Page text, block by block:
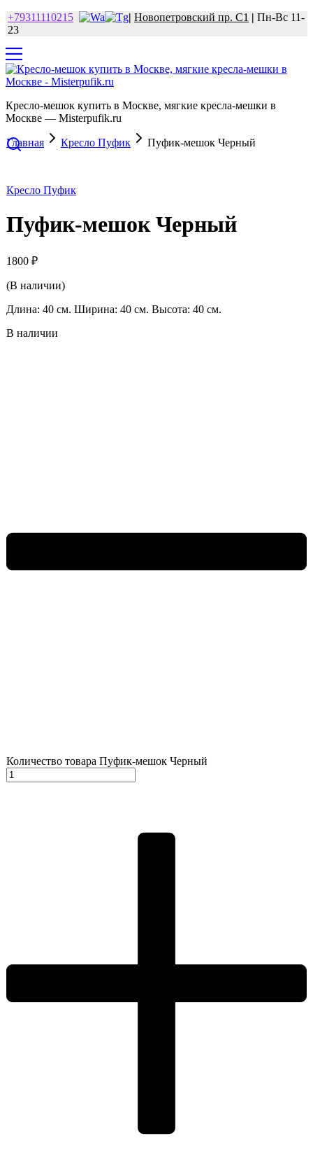
+79311110215 | Новопетровский пр. С1 | Пн-Вс 11-
23
Кресло-мешок купить в Москве, мягкие кресла-мешки в
Москве — Misterpufik.ru
Главная Кресло Пуфик Пуфик-мешок Черный
Кресло Пуфик
Пуфик-мешок Черный
1800 ₽
(В наличии)
Длина: 40 см. Ширина: 40 см. Высота: 40 см.
В наличии
Количество товара Пуфик-мешок Черный